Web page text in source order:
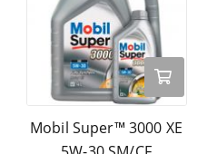
Mobil Super™ 3000 XE